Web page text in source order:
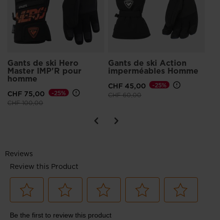
Gants de ski Hero
Master IMP'R pour
homme
CHF 75,00
Prix réduit de
CHF 100,00à
-25%
Gants de ski Action
imperméables Homme
CHF 45,00
Prix réduit de
CHF 60,00à
-25%